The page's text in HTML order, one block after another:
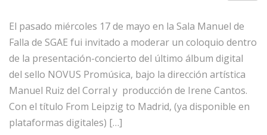
El pasado miércoles 17 de mayo en la Sala Manuel de
Falla de SGAE fui invitado a moderar un coloquio dentro
de la presentación-concierto del último álbum digital
del sello NOVUS Promúsica, bajo la dirección artística
Manuel Ruiz del Corral y producción de Irene Cantos.
Con el título From Leipzig to Madrid, (ya disponible en
plataformas digitales) […]